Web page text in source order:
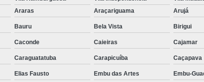
Aluguel de Toalha de
Locação de Toalha de
Locação de Toalha de
Araras Araçariguama Arujá
Bauru Bela Vista Birigui
Caconde Caieiras Cajamar
Caraguatatuba Carapicuíba Caçapava
Elias Fausto Embu das Artes Embu-